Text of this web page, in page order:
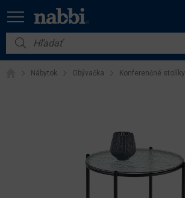
Nábytok
Vybavenie do domácnosti
Nábytok Obývačka Konferenčné stolíky